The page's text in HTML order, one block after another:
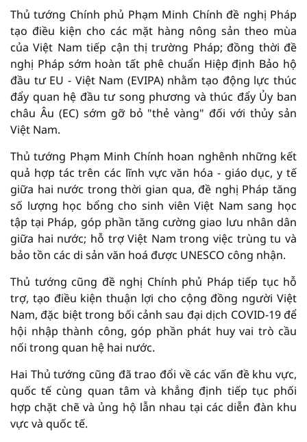
Thủ tướng Chính phủ Phạm Minh Chính đề nghị Pháp
tạo điều kiện cho các mặt hàng nông sản theo mùa
của Việt Nam tiếp cận thị trường Pháp; đồng thời đề
nghị Pháp sớm hoàn tất phê chuẩn Hiệp định Bảo hộ
đầu tư EU - Việt Nam (EVIPA) nhằm tạo động lực thúc
đẩy quan hệ đầu tư song phương và thúc đẩy Ủy ban
châu Âu (EC) sớm gỡ bỏ "thẻ vàng" đối với thủy sản
Việt Nam.
Thủ tướng Phạm Minh Chính hoan nghênh những kết
quả hợp tác trên các lĩnh vực văn hóa - giáo dục, y tế
giữa hai nước trong thời gian qua, đề nghị Pháp tăng
số lượng học bổng cho sinh viên Việt Nam sang học
tập tại Pháp, góp phần tăng cường giao lưu nhân dân
giữa hai nước; hỗ trợ Việt Nam trong việc trùng tu và
bảo tồn các di sản văn hoá được UNESCO công nhận.
Thủ tướng cũng đề nghị Chính phủ Pháp tiếp tục hỗ
trợ, tạo điều kiện thuận lợi cho cộng đồng người Việt
Nam, đặc biệt trong bối cảnh sau đại dịch COVID-19 để
hội nhập thành công, góp phần phát huy vai trò cầu
nối trong quan hệ hai nước.
Hai Thủ tướng cũng đã trao đổi về các vấn đề khu vực,
quốc tế cùng quan tâm và khẳng định tiếp tục phối
hợp chặt chẽ và ủng hộ lẫn nhau tại các diễn đàn khu
vực và quốc tế.